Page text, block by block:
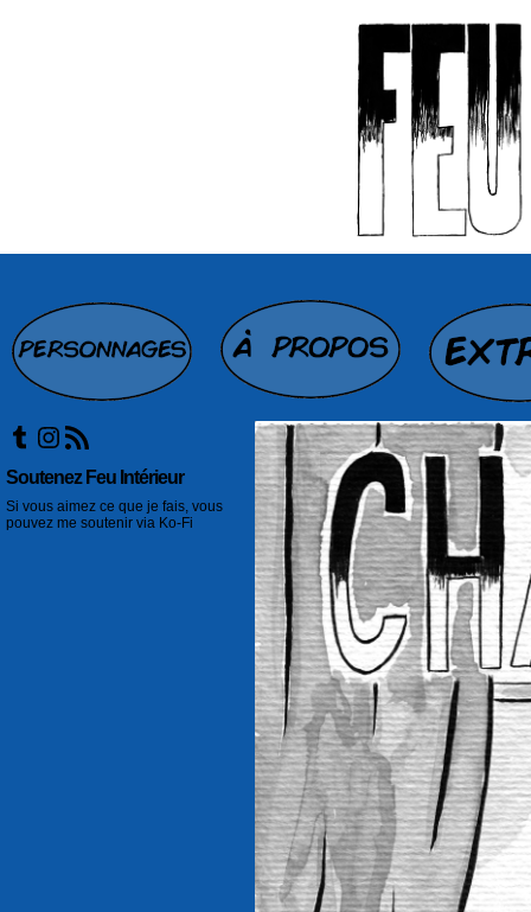
Tumblr
Instagram
Flux RSS
Soutenez Feu Intérieur
Si vous aimez ce que je fais, vous
pouvez me soutenir via Ko-Fi